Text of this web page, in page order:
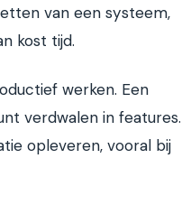
van een systeem,
kost tijd.
werken. Een
verdwalen in features.
opleveren, vooral bij